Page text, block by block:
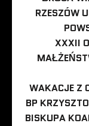
RZESZÓW
XXXII
WAKACJE Z
BP
BISKUPA